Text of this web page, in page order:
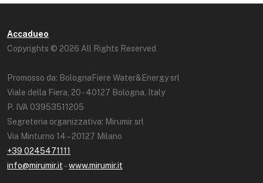
Accadueo
Copyrights © 2026 All Rights Reserved
Promosso da: BolognaFiere Water&Energy srl
Viale della Fiera, 20 - 40127 Bologna, Italy
P. IVA 03953511205
Segreteria organizzativa: Mirumir srl
Via Minturno 14 – 20127 Milano
+39 0245471111
info@mirumir.it–www.mirumir.it